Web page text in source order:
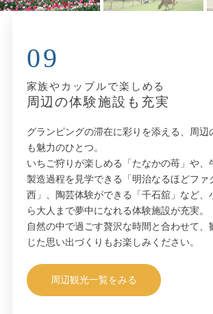
09
家族やカップルで楽しめる
周辺の体験施設も充実
グランピングの滞在に彩りを添える、周辺
も魅力のひとつ。
いちご狩りが楽しめる「たなかの苺」や、
製造過程を見学できる「明治なるほどファ
西」、陶芸体験ができる「千石舘」など、
ら大人まで夢中になれる体験施設が充実。
自然の中で過ごす贅沢な時間と合わせて、
じた思い出づくりもお楽しみください。
周辺観光一覧をみる